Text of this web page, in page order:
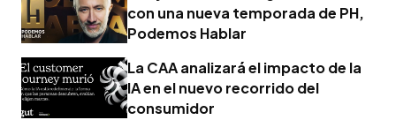
con una nueva temporada de PH,
Podemos Hablar
La CAA analizará el impacto de la
IA en el nuevo recorrido del
consumidor